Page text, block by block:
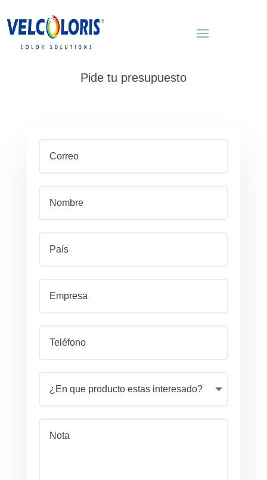
Pide tu presupuesto